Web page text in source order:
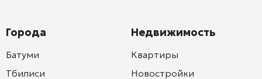
Города
Батуми
Тбилиси
Недвижимость
Квартиры
Новостройки